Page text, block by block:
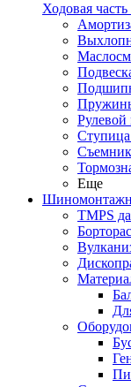
Ходовая часть
Рулевой
Ступица
Еще
TMPS